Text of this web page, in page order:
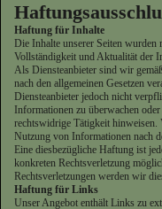
Haftung für Inhalte
Die Inhalte unserer Seiten
Vollständigkeit und Aktualität der
Als Diensteanbieter sind wir
nach den allgemeinen Gesetzen
Diensteanbieter jedoch nicht
Informationen zu überwachen
rechtswidrige Tätigkeit
Nutzung von Informationen nach
Eine diesbezügliche Haftung ist
konkreten Rechtsverletzung
Rechtsverletzungen werden wir
Haftung für Links
Unser Angebot enthält Links zu